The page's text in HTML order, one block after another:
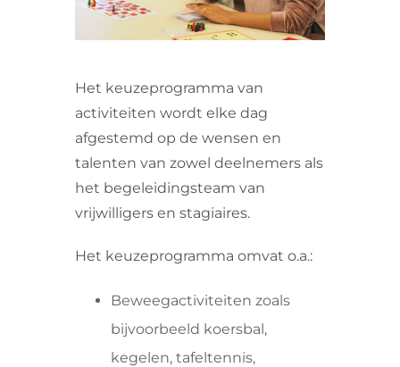
Het keuzeprogramma van
activiteiten wordt elke dag
afgestemd op de wensen en
talenten van zowel deelnemers als
het begeleidingsteam van
vrijwilligers en stagiaires.
Het keuzeprogramma omvat o.a.:
Beweegactiviteiten zoals
bijvoorbeeld koersbal,
kegelen, tafeltennis,